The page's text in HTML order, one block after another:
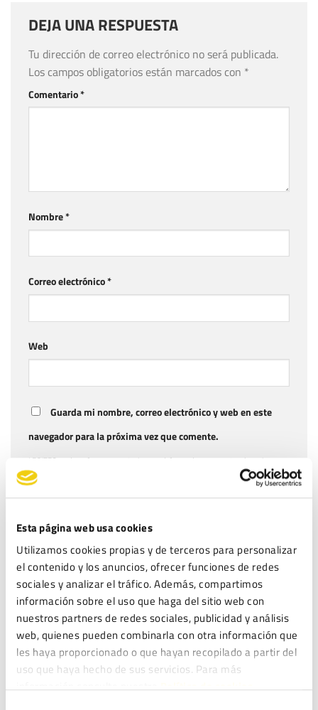
Esta página web usa cookies
Utilizamos cookies propias y de terceros para personalizar
el contenido y los anuncios, ofrecer funciones de redes
sociales y analizar el tráfico. Además, compartimos
información sobre el uso que haga del sitio web con
nuestros partners de redes sociales, publicidad y análisis
web, quienes pueden combinarla con otra información que
les haya proporcionado o que hayan recopilado a partir del
uso que haya hecho de sus servicios. Para más
información consulte nuestraPolítica de cookies.
DEJA UNA RESPUESTA
Tu dirección de correo electrónico no será publicada.
Los campos obligatorios están marcados con *
Comentario*
Nombre*
Correo electrónico*
Web
Guarda mi nombre, correo electrónico y web en este
navegador para la próxima vez que comente.
LEGITEC moderará sus comentarios y podrá o no dar respuesta a los mismos.
Puede ejercer sus derechos de acceso, rectificación, supresión y portabilidad
de sus datos, de limitación y oposición a su tratamiento, en la dirección de
de proporcionarnos sus datos personales.
He leído y acepto laPolítica de privacidad*
ENTRADAS RECIENTES
Fundación Aspacia obtiene el ENS en categoría MEDIA: ciberseguridad
para proteger su misión social